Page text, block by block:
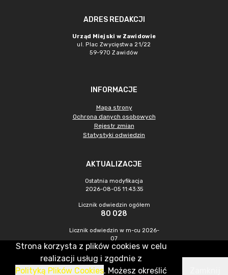
ADRES REDAKCJI
Urząd Miejski w Zawidowie
ul. Plac Zwycięstwa 21/22
59-970 Zawidów
INFORMACJE
Mapa strony
Ochrona danych osobowych
Rejestr zmian
Statystyki odwiedzin
AKTUALIZACJE
Ostatnia modyfikacja
2026-08-05 11:43:35
Licznik odwiedzin ogółem
80 028
Licznik odwiedzin w m-cu 2026-
07
146
CMS & Hosting: Nefeni Sp. z o.o.
Strona korzysta z plików cookies w celu
realizacji usług i zgodnie z
Polityką Plików Cookies. Możesz określić